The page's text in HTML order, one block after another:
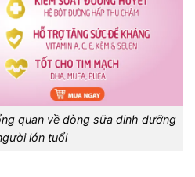
quan về dòng sữa dinh dưỡng
lớn tuổi